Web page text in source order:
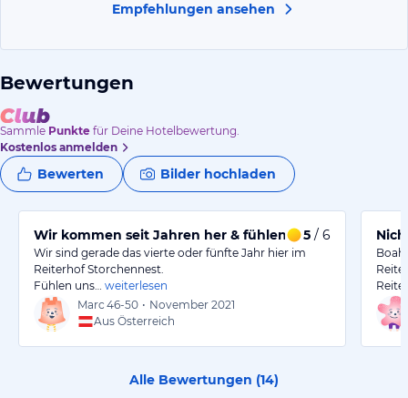
Empfehlungen ansehen
Bewertungen
Sammle Punkte für Deine Hotelbewertung.
Kostenlos anmelden
Bewerten Bilder hochladen
Wir kommen seit Jahren her & fühlen uns pudelwohl.
5 / 6
Wir sind gerade das vierte oder fünfte Jahr hier im
Reiterhof Storchennest.
Fühlen uns…
weiterlesen
Marc 46-50 • November 2021
Aus Österreich
Boah
Alle Bewertungen (14)